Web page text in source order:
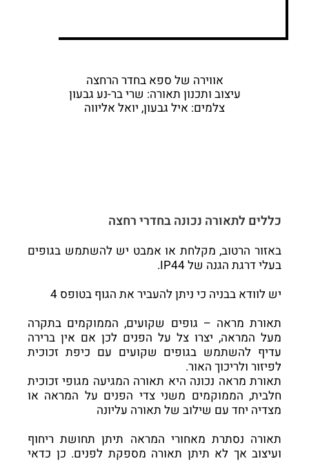
אווירה של ספא בחדר הרחצה
עיצוב ותכנון תאורה: שרי בר-נע גבעון
צלמים: איל גבעון, יואל אליווה
כללים לתאורה נכונה בחדרי רחצה
באזור הרטוב, מקלחת או אמבט יש להשתמש בגופים
בעלי דרגת הגנה של IP44.
יש לוודא בבניה כי ניתן להעביר את הגוף בטופס 4
תאורת מראה – גופים שקועים, הממוקמים בתקרה
מעל המראה, יצרו צל על הפנים לכן אם אין ברירה
עדיף להשתמש בגופים שקועים עם כיפת זכוכית
לפיזור ולריכוך האור.
תאורת מראה נכונה היא תאורה המגיעה מגופי זכוכית
חלבית, הממוקמים משני צדי הפנים על המראה או
מצדיה יחד עם שילוב של תאורה עליונה
תאורה נסתרת מאחורי המראה תיתן תחושת ריחוף
ועיצוב אך לא תיתן תאורה מספקת לפנים. כן כדאי